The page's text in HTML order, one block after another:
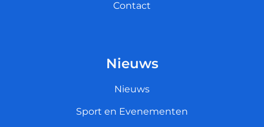
Contact
Nieuws
Nieuws
Sport en Evenementen